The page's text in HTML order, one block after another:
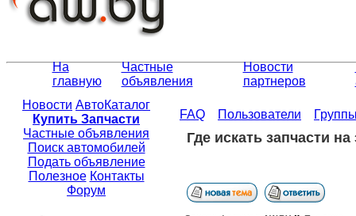
На
главную
Частные
объявления
Новости
партнеров
Новости АвтоКаталог
Купить Запчасти
Частные объявления
Поиск автомобилей
Подать объявление
Полезное Контакты
Форум
FAQ Пользователи
Где искать запчасти на